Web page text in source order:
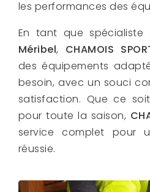
les performances des
En tant que spécialiste
Méribel, CHAMOIS
des équipements
besoin, avec un souci
satisfaction. Que ce
pour toute la saison,
service complet pour
réussie.